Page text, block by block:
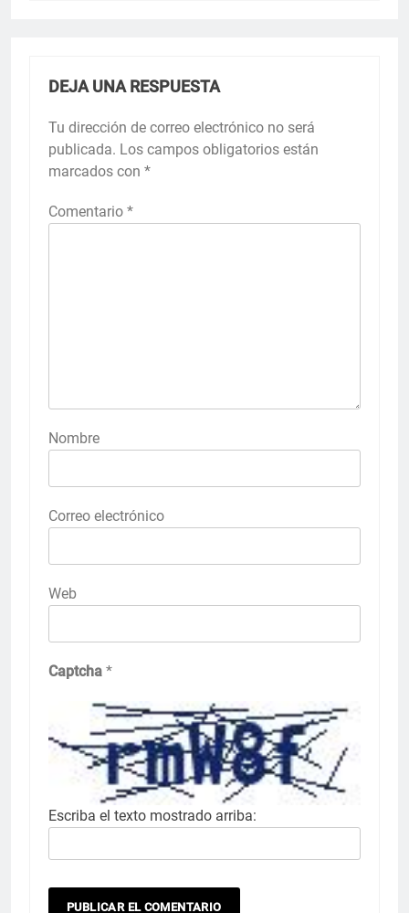
DEJA UNA RESPUESTA
Tu dirección de correo electrónico no será
publicada. Los campos obligatorios están
marcados con *
Comentario *
Nombre
Correo electrónico
Web
Captcha *
Escriba el texto mostrado arriba: